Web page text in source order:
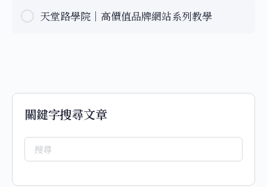
天堂路學院｜高價值品牌網站系列教學
關鍵字搜尋文章